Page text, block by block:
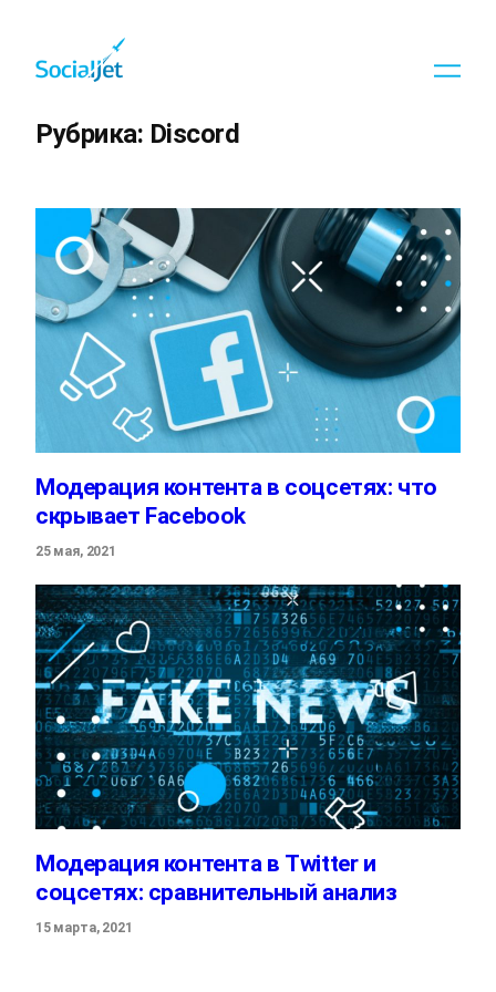
Рубрика: Discord
Модерация контента в соцсетях: что
скрывает Facebook
25 мая, 2021
Модерация контента в Twitter и
соцсетях: сравнительный анализ
15 марта, 2021